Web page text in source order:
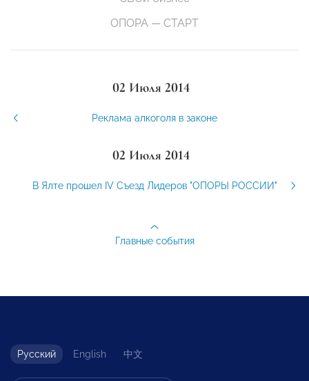
ОПОРА — СТАРТ
02 Июля 2014
Реклама алкоголя в законе
02 Июля 2014
В Ялте прошел IV Съезд Лидеров "ОПОРЫ РОССИИ"
Главные события
Русский English 中文